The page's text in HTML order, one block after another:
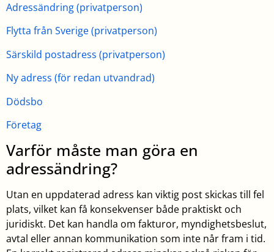
Adressändring (privatperson)
Flytta från Sverige (privatperson)
Särskild postadress (privatperson)
Ny adress (för redan utvandrad)
Dödsbo
Företag
Varför måste man göra en
adressändring?
Utan en uppdaterad adress kan viktig post skickas till fel
plats, vilket kan få konsekvenser både praktiskt och
juridiskt. Det kan handla om fakturor, myndighetsbeslut,
avtal eller annan kommunikation som inte når fram i tid.